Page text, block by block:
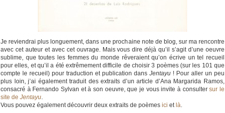
Je reviendrai plus longuement, dans une prochaine note de blog, sur ma rencontre
avec cet auteur et avec cet ouvrage. Mais vous dire déjà qu’il s’agit d’une oeuvre
sublime, que toutes les femmes du monde rêveraient qu’on écrive un tel recueil
pour elles, et qu’il a été extrêmement difficile de choisir 3 poèmes (sur les 101 que
compte le recueil) pour traduction et publication dans Jentayu ! Pour aller un peu
plus loin, j’ai également traduit des extraits d’un article d’Ana Margarida Ramos,
consacré à Fernando Sylvan et à son oeuvre, que je vous invite à consultersur le
site de Jentayu.
Vous pouvez également découvrir deux extraits de poèmes ici et là.